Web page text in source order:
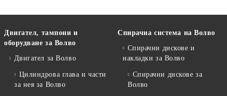
Двигател, тампони и
оборудване за Волво
Двигател за Волво
Цилиндрова глава и части
за нея за Волво
Спирачна система на Волво
Спирачни дискове и
накладки за Волво
Спирачни дискове за
Волво